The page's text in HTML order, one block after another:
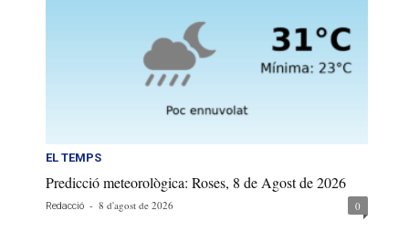
EL TEMPS
Predicció meteorològica: Roses, 8 de Agost de 2026
Redacció - 8 d'agost de 2026 0